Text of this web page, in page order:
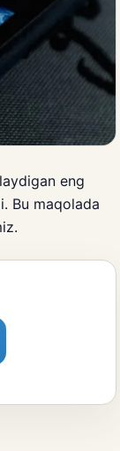
eng
Bu maqolada